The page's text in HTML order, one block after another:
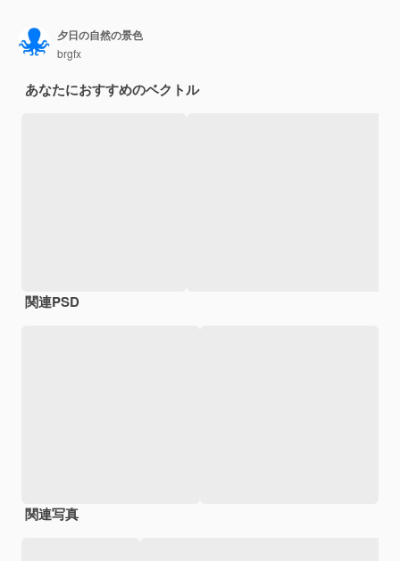
夕日の自然の景色
brgfx
あなたにおすすめのベクトル
関連PSD
関連写真